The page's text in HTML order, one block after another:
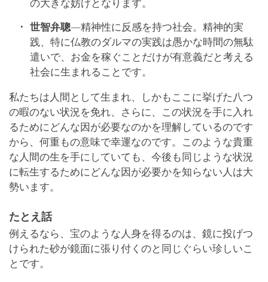
の大きな妨げとなります。
世智弁聰―精神性に反感を持つ社会。精神的実
践、特に仏教のダルマの実践は愚かな時間の無駄
遣いで、お金を稼ぐことだけが有意義だと考える
社会に生まれることです。
私たちは人間として生まれ、しかもここに挙げた八つ
の暇のない状況を免れ、さらに、この状況を手に入れ
るためにどんな因が必要なのかを理解しているのです
から、何重もの意味で幸運なのです。このような貴重
な人間の生を手にしていても、今後も同じような状況
に転生するためにどんな因が必要かを知らない人は大
勢います。
たとえ話
例えるなら、宝のような人身を得るのは、鏡に投げつ
けられた砂が鏡面に張り付くのと同じぐらい珍しいこ
とです。